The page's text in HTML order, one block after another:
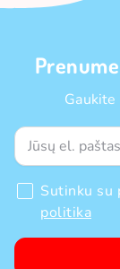
Sutinku su
politika